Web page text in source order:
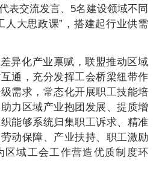
表交流发言、5名建设领域不同
人大思政课”，搭建起行业供需
异化产业禀赋，联盟推动区域
通，充分发挥工会桥梁纽带作
需求，常态化开展职工技能培
力区域产业抱团发展、提质增
能够系统归集职工诉求、精准
动保障、产业扶持、职工激励
区域工会工作营造优质制度环